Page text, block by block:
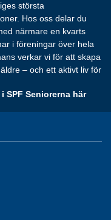
största
Hos oss delar du
närmare en kvarts
i föreningar över hela
verkar vi för att skapa
– och ett aktivt liv för
i SPF Seniorerna här